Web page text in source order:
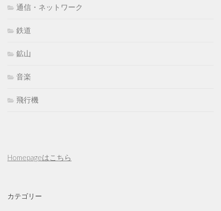
通信・ネットワーク
鉄道
鉱山
音楽
飛行機
Homepageはこちら
カテゴリー